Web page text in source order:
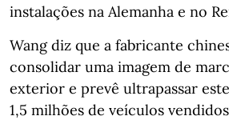
instalações na Alemanha e no
Wang diz que a fabricante
consolidar uma imagem de
exterior e prevê ultrapassar
1,5 milhões de veículos